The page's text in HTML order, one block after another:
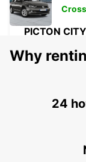
PICTON CITY
AUCKLAND
AUCKLAND
Why
24